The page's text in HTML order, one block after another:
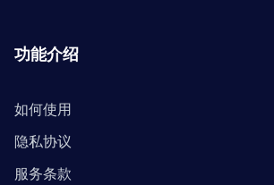
功能介绍
如何使用
隐私协议
服务条款